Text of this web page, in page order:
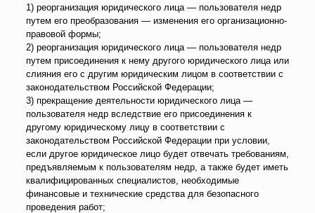
1) реорганизация юридического лица — пользователя недр
путем его преобразования — изменения его организационно-
правовой формы;
2) реорганизация юридического лица — пользователя недр
путем присоединения к нему другого юридического лица или
слияния его с другим юридическим лицом в соответствии с
законодательством Российской Федерации;
3) прекращение деятельности юридического лица —
пользователя недр вследствие его присоединения к
другому юридическому лицу в соответствии с
законодательством Российской Федерации при условии,
если другое юридическое лицо будет отвечать требованиям,
предъявляемым к пользователям недр, а также будет иметь
квалифицированных специалистов, необходимые
финансовые и технические средства для безопасного
проведения работ;